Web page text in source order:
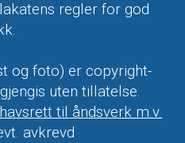
regler for god
og foto) er copyright-
uten tillatelse.
til åndsverk m.v.
avkrevd